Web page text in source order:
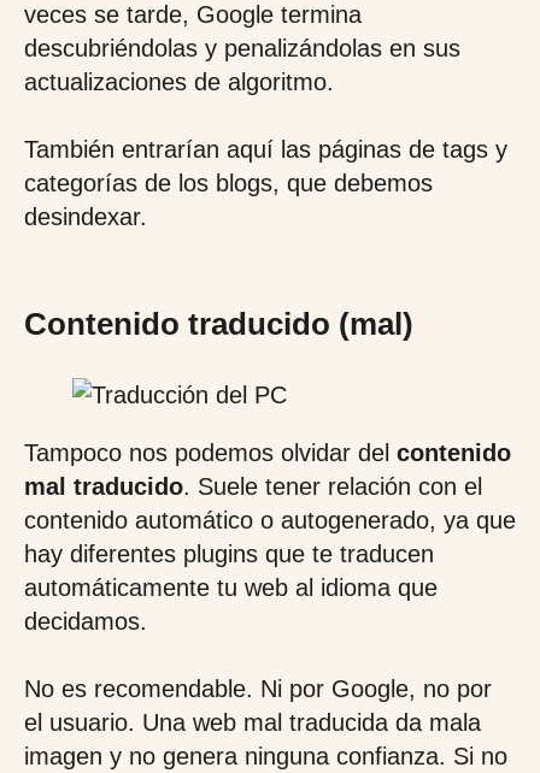
veces se tarde, Google termina
descubriéndolas y penalizándolas en sus
actualizaciones de algoritmo.
También entrarían aquí las páginas de tags y
categorías de los blogs, que debemos
desindexar.
Contenido traducido (mal)
Tampoco nos podemos olvidar del contenido
mal traducido. Suele tener relación con el
contenido automático o autogenerado, ya que
hay diferentes plugins que te traducen
automáticamente tu web al idioma que
decidamos.
No es recomendable. Ni por Google, no por
el usuario. Una web mal traducida da mala
imagen y no genera ninguna confianza. Si no